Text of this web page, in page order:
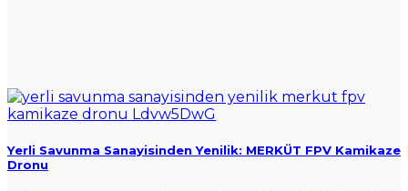
Yerli Savunma Sanayisinden Yenilik: MERKÜT FPV Kamikaze
Dronu